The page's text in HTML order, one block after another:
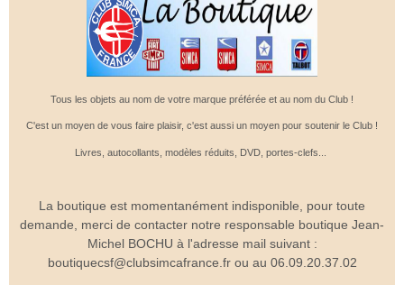
Tous les objets au nom de votre marque préférée et au nom du Club !
C'est un moyen de vous faire plaisir, c'est aussi un moyen pour soutenir le Club !
Livres, autocollants, modèles réduits, DVD, portes-clefs...
La boutique est momentanément indisponible, pour toute
demande, merci de contacter notre responsable boutique Jean-
Michel BOCHU à l'adresse mail suivant :
boutiquecsf@clubsimcafrance.fr ou au 06.09.20.37.02